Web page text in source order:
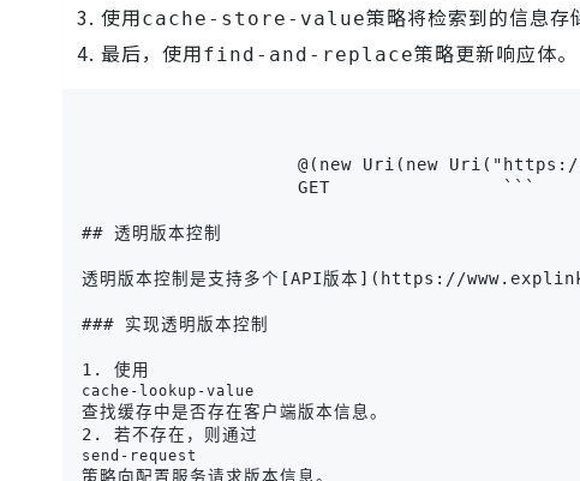
使用cache-store-value策略将检索到的信息存
最后，使用find-and-replace策略更新响应体。
@(new Uri(new
                    GET                ```
## 透明版本控制
透明版本控制是支持多个[API版本](https://
### 实现透明版本控制
1. 使用
cache-lookup-value
查找缓存中是否存在客户端版本信息。
2. 若不存在，则通过
send-request
策略向配置服务请求版本信息。